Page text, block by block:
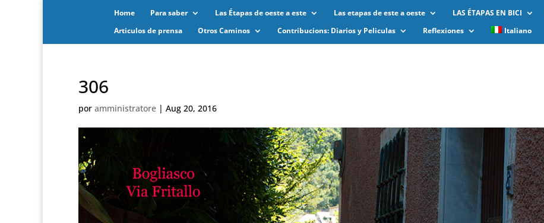
Home Para saber Las Étapas de oeste a este Las etapas de este a oeste LAS ÉTAPAS EN BICI
Articulos de prensa
Otros Caminos Contribucions: Diarios y Peliculas Reflexiones Italiano
306
por amministratore | Aug 20, 2016